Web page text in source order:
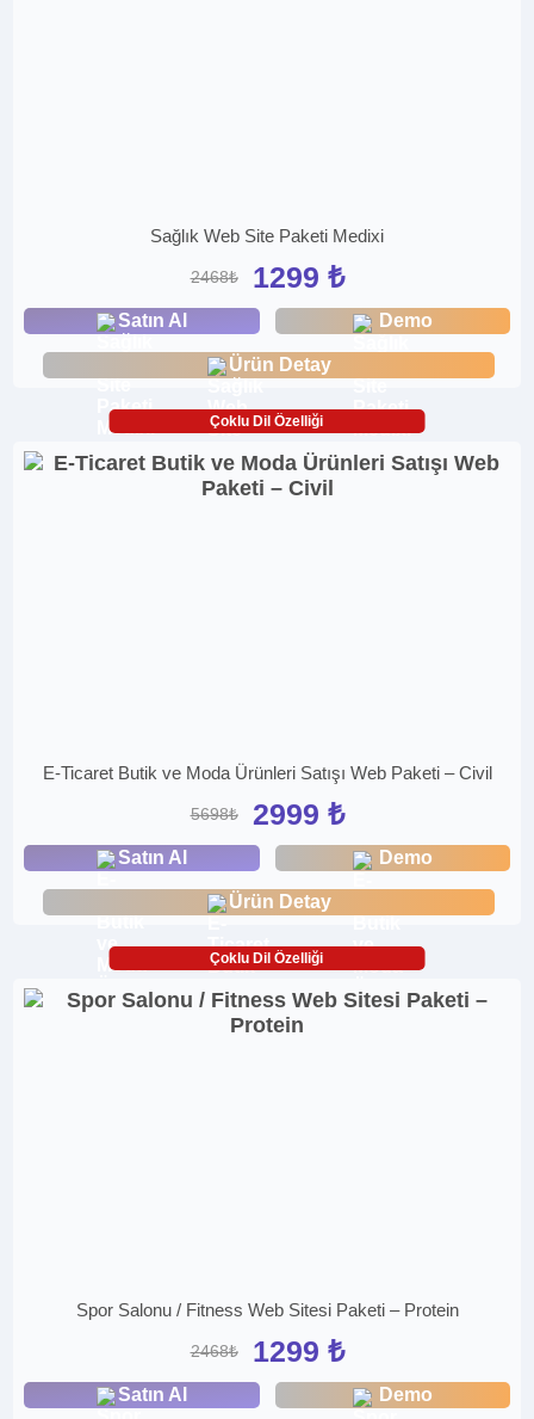
Sağlık Web Site Paketi Medixi
2468₺ 1299 ₺
Satın Al Demo
Ürün Detay
Çoklu Dil Özelliği
E-Ticaret Butik ve Moda Ürünleri Satışı Web Paketi – Civil
5698₺ 2999 ₺
Satın Al Demo
Ürün Detay
Çoklu Dil Özelliği
Spor Salonu / Fitness Web Sitesi Paketi – Protein
2468₺ 1299 ₺
Satın Al Demo